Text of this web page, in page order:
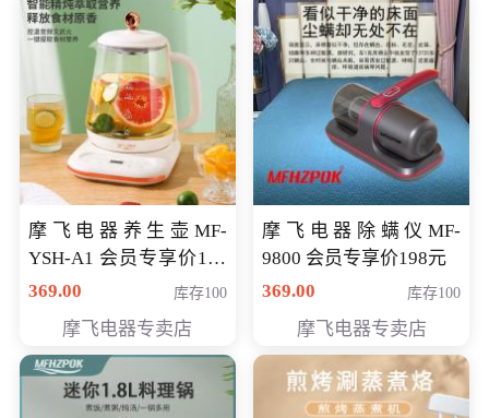
摩飞电器养生壶MF-
YSH-A1 会员专享价198
元
369.00 库存100
摩飞电器专卖店
摩飞电器除螨仪MF-
9800 会员专享价198元
369.00
库存100
摩飞电器专卖店